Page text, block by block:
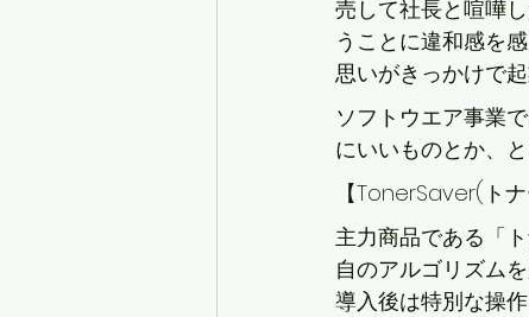
売して社長と喧嘩
うことに違和感を
思いがきっかけで起
ソフトウエア事業
にいいものとか、
【TonerSaver(ト
主力商品である「
自のアルゴリズム
導入後は特別な操